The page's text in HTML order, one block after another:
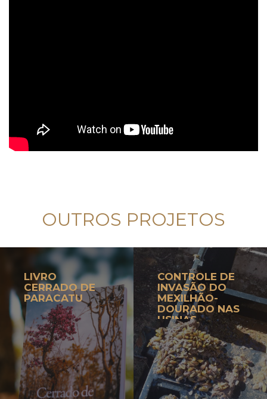
OUTROS PROJETOS
LIVRO
CERRADO DE
PARACATU
CONTROLE DE
INVASÃO DO
MEXILHÃO-
DOURADO NAS
USINAS
HIDRELÉTRICAS